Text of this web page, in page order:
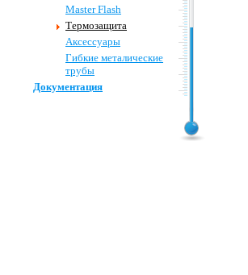
Master Flash
Термозащита
Аксессуары
Гибкие металические
трубы
Документация